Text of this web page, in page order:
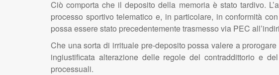
Ciò comporta che il deposito della memoria è stato tardivo.
processo sportivo telematico e, in particolare, in conformità
possa essere stato precedentemente trasmesso via PEC
Che una sorta di irrituale pre-deposito possa valere a
ingiustificata alterazione delle regole del contraddittorio e
processuali.